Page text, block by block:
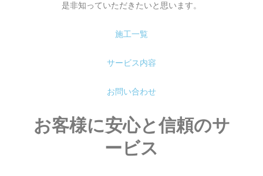
是非知っていただきたいと思います。
施工一覧
サービス内容
お問い合わせ
お客様に安心と信頼のサ
ービス